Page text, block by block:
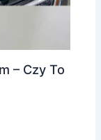
– Czy To